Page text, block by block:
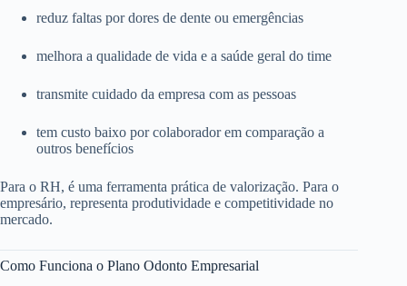
reduz faltas por dores de dente ou emergências
melhora a qualidade de vida e a saúde geral do time
transmite cuidado da empresa com as pessoas
tem custo baixo por colaborador em comparação a
outros benefícios
Para o RH, é uma ferramenta prática de valorização. Para o
empresário, representa produtividade e competitividade no
mercado.
Como Funciona o Plano Odonto Empresarial